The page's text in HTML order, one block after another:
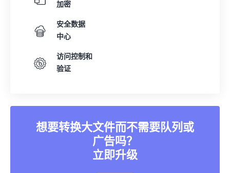
加密
安全数据
中心
访问控制和
验证
想要转换大文件而不需要队列或
广告吗？
立即升级